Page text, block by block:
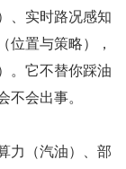
、实时路况感知
位置与策略），
。它不替你踩油
会出事。
力（汽油）、部